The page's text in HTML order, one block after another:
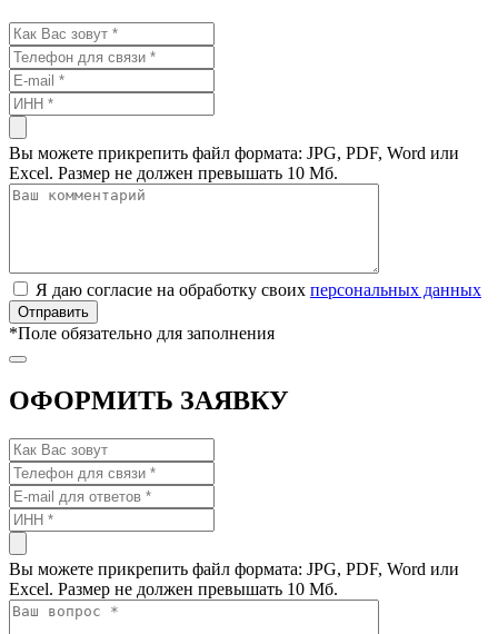
Вы можете прикрепить файл формата: JPG, PDF, Word или
Excel. Размер не должен превышать 10 Мб.
Я даю согласие на обработку своих персональных данных
*Поле обязательно для заполнения
ОФОРМИТЬ ЗАЯВКУ
Вы можете прикрепить файл формата: JPG, PDF, Word или
Excel. Размер не должен превышать 10 Мб.